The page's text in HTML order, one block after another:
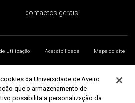
contactos gerais
utilização Acessibilidade
Mapa do site
da Universidade de Aveiro
que o armazenamento de
possibilita a personalização da